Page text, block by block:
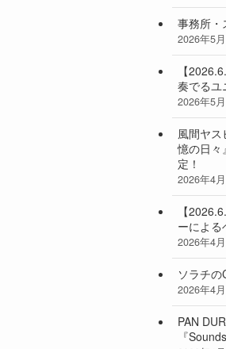
事務所・
2026年5
【
奏でるユ
2026年5
風間ヤ
憶の日々
定！
2026年4
【
ーによる
2026年4
ソラチ
2026年4
PAN
『